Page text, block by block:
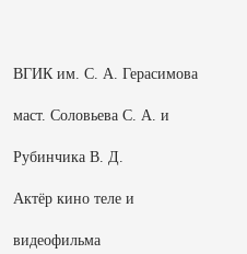
ВГИК им. С. А. Герасимова
маст. Соловьева С. А. и
Рубинчика В. Д.
Актёр кино теле и
видеофильма